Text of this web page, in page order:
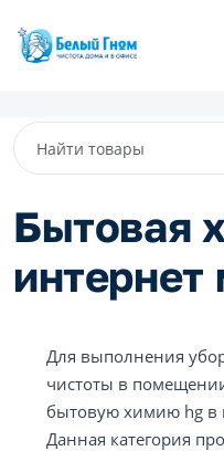
Бытовая
интернет
Для выполнения
чистоты в
бытовую химию hg в
Данная категория